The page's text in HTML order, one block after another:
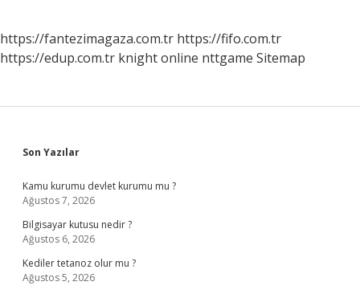
https://fantezimagaza.com.tr https://fifo.com.tr
https://edup.com.tr knight online nttgame Sitemap
Sidebar
Son Yazılar
Kamu kurumu devlet kurumu mu ?
Ağustos 7, 2026
Bilgisayar kutusu nedir ?
Ağustos 6, 2026
Kediler tetanoz olur mu ?
Ağustos 5, 2026